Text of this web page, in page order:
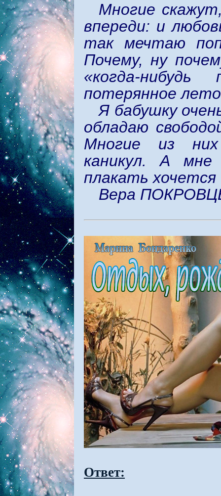
Многие
впереди: и
так мечтаю
Почему, ну
«когда-
потерянное
Я бабушку
обладаю
Многие из них
каникул. А
плакать
Вера
Ответ: